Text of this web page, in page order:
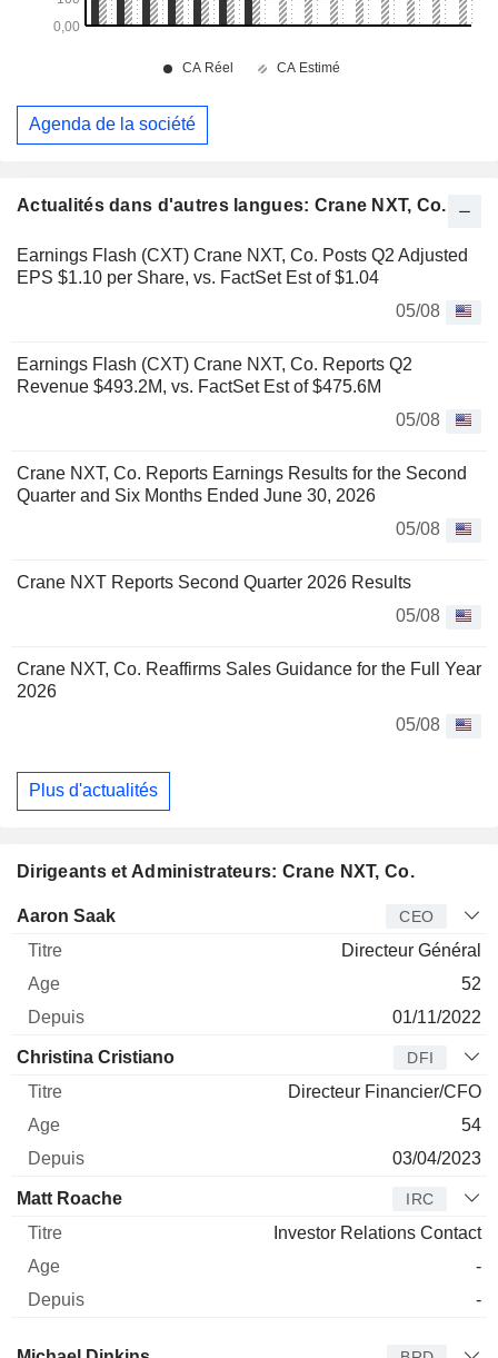
Actualités dans d'autres langues: Crane NXT, Co.
Earnings Flash (CXT) Crane NXT, Co. Posts Q2 Adjusted
EPS $1.10 per Share, vs. FactSet Est of $1.04
05/08
Earnings Flash (CXT) Crane NXT, Co. Reports Q2
Revenue $493.2M, vs. FactSet Est of $475.6M
05/08
Crane NXT, Co. Reports Earnings Results for the Second
Quarter and Six Months Ended June 30, 2026
05/08
Crane NXT Reports Second Quarter 2026 Results
05/08
Crane NXT, Co. Reaffirms Sales Guidance for the Full Year
2026
05/08
Plus d'actualités
Dirigeants et Administrateurs: Crane NXT, Co.
Dirigeant Titre
Aaron Saak CEO
Directeur Général
52
01/11/2022
Christina Cristiano DFI
Directeur Financier/CFO
54
03/04/2023
Matt Roache IRC
Investor Relations Contact
-
-
Agenda de la société